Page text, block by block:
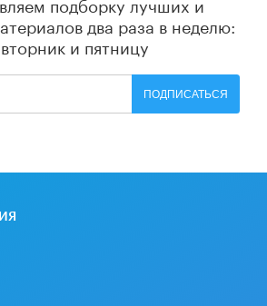
два раза в неделю:
и пятницу
ПОДПИСАТЬСЯ